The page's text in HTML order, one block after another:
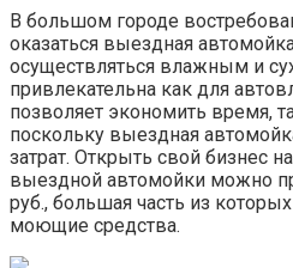
В большом городе
оказаться выездная
осуществляться влажным и
привлекательна как для
позволяет экономить время,
поскольку выездная
затрат. Открыть свой бизнес
выездной автомойки можно
руб., большая часть из
моющие средства.